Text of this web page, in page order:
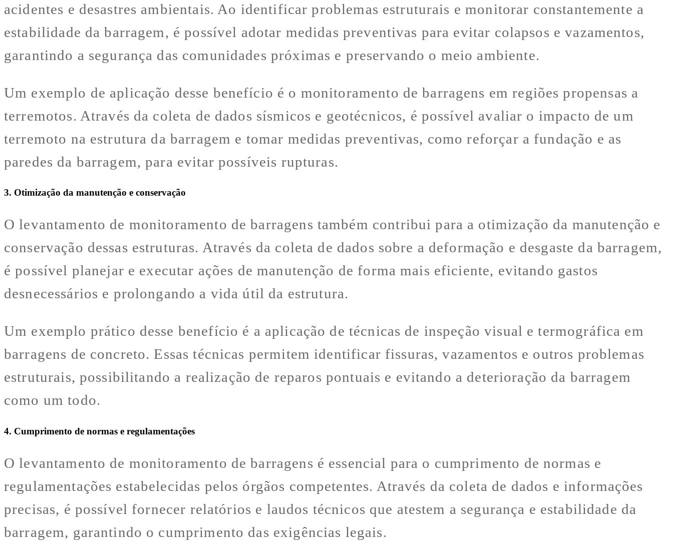
acidentes e desastres ambientais. Ao identificar problemas estruturais e monitorar constantemente a
estabilidade da barragem, é possível adotar medidas preventivas para evitar colapsos e vazamentos,
garantindo a segurança das comunidades próximas e preservando o meio ambiente.
Um exemplo de aplicação desse benefício é o monitoramento de barragens em regiões propensas a
terremotos. Através da coleta de dados sísmicos e geotécnicos, é possível avaliar o impacto de um
terremoto na estrutura da barragem e tomar medidas preventivas, como reforçar a fundação e as
paredes da barragem, para evitar possíveis rupturas.
3. Otimização da manutenção e conservação
O levantamento de monitoramento de barragens também contribui para a otimização da manutenção e
conservação dessas estruturas. Através da coleta de dados sobre a deformação e desgaste da barragem,
é possível planejar e executar ações de manutenção de forma mais eficiente, evitando gastos
desnecessários e prolongando a vida útil da estrutura.
Um exemplo prático desse benefício é a aplicação de técnicas de inspeção visual e termográfica em
barragens de concreto. Essas técnicas permitem identificar fissuras, vazamentos e outros problemas
estruturais, possibilitando a realização de reparos pontuais e evitando a deterioração da barragem
como um todo.
4. Cumprimento de normas e regulamentações
O levantamento de monitoramento de barragens é essencial para o cumprimento de normas e
regulamentações estabelecidas pelos órgãos competentes. Através da coleta de dados e informações
precisas, é possível fornecer relatórios e laudos técnicos que atestem a segurança e estabilidade da
barragem, garantindo o cumprimento das exigências legais.